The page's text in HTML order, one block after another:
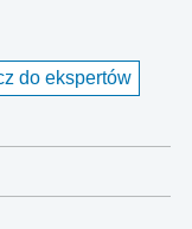
do ekspertów